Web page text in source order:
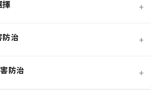
有毒植物清單
推薦 (淨化空氣)
植物的營養補充
擇 +
治 +
防治 +